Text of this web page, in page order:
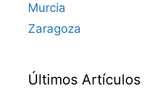
Murcia
Zaragoza
Últimos Artículos